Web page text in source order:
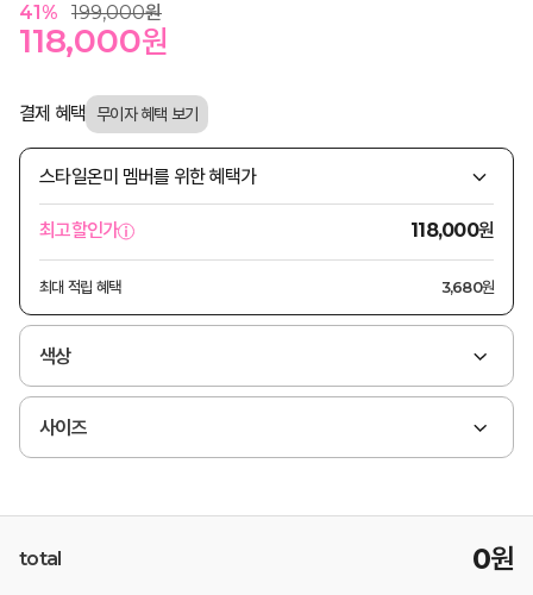
41 % 199,000원
118,000원
결제 혜택
스타일온미 멤버를 위한 혜택가
최고할인가 118,000원
최대 적립 혜택 3,680원
색상
사이즈
total 0원